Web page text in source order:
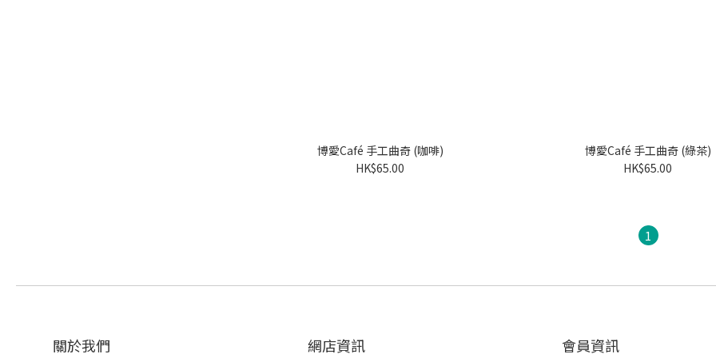
博愛Café 手工曲奇 (咖啡)
HK$65.00
博愛Café 手工曲奇 (綠茶)
HK$65.00
1
關於我們‎ 網店資訊 會員資訊